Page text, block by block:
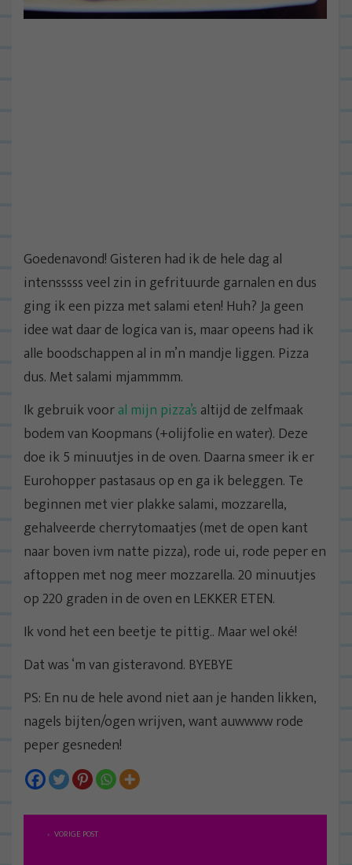
Goedenavond! Gisteren had ik de hele dag al
intensssss veel zin in gefrituurde garnalen en dus
ging ik een pizza met salami eten! Huh? Ja geen
idee wat daar de logica van is, maar opeens had ik
alle boodschappen al in m’n mandje liggen. Pizza
dus. Met salami mjammmm.
Ik gebruik vooral mijn pizza’s altijd de zelfmaak
bodem van Koopmans (+olijfolie en water). Deze
doe ik 5 minuutjes in de oven. Daarna smeer ik er
Eurohopper pastasaus op en ga ik beleggen. Te
beginnen met vier plakke salami, mozzarella,
gehalveerde cherrytomaatjes (met de open kant
naar boven ivm natte pizza), rode ui, rode peper en
aftoppen met nog meer mozzarella. 20 minuutjes
op 220 graden in de oven en LEKKER ETEN.
Ik vond het een beetje te pittig.. Maar wel oké!
Dat was ‘m van gisteravond. BYEBYE
PS: En nu de hele avond niet aan je handen likken,
nagels bijten/ogen wrijven, want auwwww rode
peper gesneden!
B VORIGE POST